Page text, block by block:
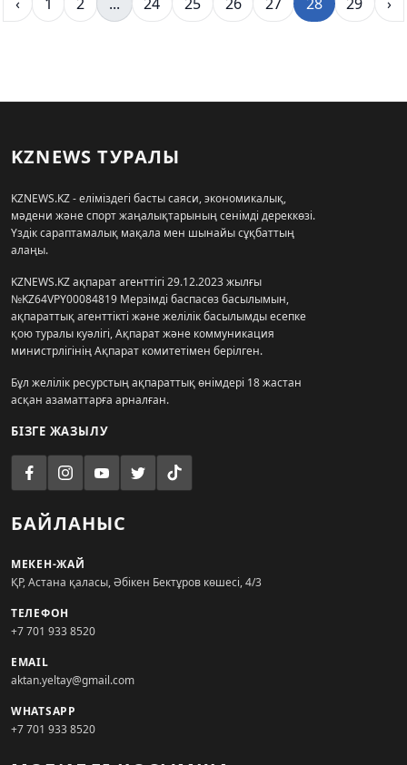
KZNEWS ТУРАЛЫ
KZNEWS.KZ - еліміздегі басты саяси, экономикалық,
мәдени және спорт жаңалықтарының сенімді дереккөзі.
Үздік сараптамалық мақала мен шынайы сұқбаттың
алаңы.
KZNEWS.KZ ақпарат агенттігі 29.12.2023 жылғы
№KZ64VPY00084819 Мерзімді баспасөз басылымын,
ақпараттық агенттікті және желілік басылымды есепке
қою туралы куәлігі, Ақпарат және коммуникация
министрлігінің Ақпарат комитетімен берілген.
Бұл желілік ресурстың ақпараттық өнімдері 18 жастан
асқан азаматтарға арналған.
БІЗГЕ ЖАЗЫЛУ
БАЙЛАНЫС
МЕКЕН-ЖАЙ
ҚР, Астана қаласы, Әбікен Бектұров көшесі, 4/3
ТЕЛЕФОН
+7 701 933 8520
EMAIL
aktan.yeltay@gmail.com
WHATSAPP
+7 701 933 8520